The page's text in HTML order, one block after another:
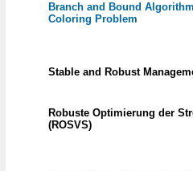
Branch and Bound
Coloring Problem
Stable and Robust
Robuste Optimierung der
(ROSVS)